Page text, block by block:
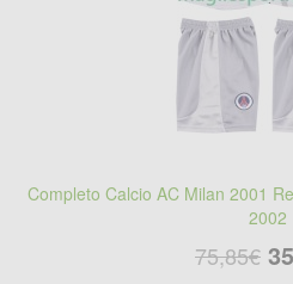
Completo Calcio AC Milan 2001
2002
75,85€